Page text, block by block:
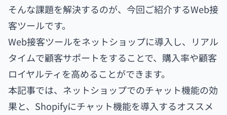
そんな課題を解決するのが、今回ご紹介するWeb接
客ツールです。
Web接客ツールをネットショップに導入し、リアル
タイムで顧客サポートをすることで、購入率や顧客
ロイヤルティを高めることができます。
本記事では、ネットショップでのチャット機能の効
果と、Shopifyにチャット機能を導入するオススメ